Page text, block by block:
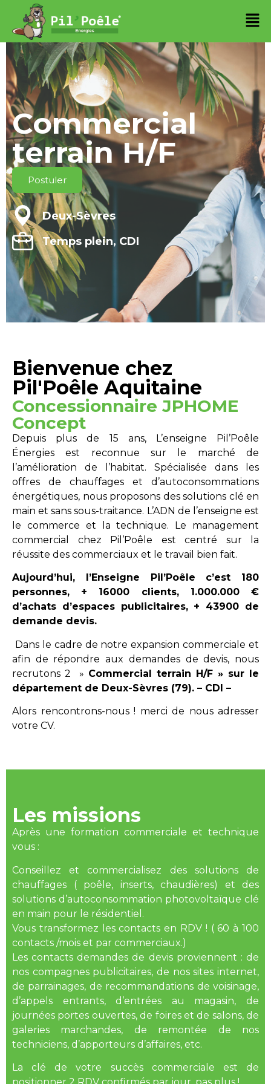
Commercial
terrain H/F
Postuler
Deux-Sèvres
Temps plein, CDI
Bienvenue chez
Pil'Poêle Aquitaine
Concessionnaire JPHOME
Concept
Depuis plus de 15 ans, L’enseigne Pil’Poêle
Énergies est reconnue sur le marché de
l’amélioration de l’habitat. Spécialisée dans les
offres de chauffages et d’autoconsommations
énergétiques, nous proposons des solutions clé en
main et sans sous-traitance. L’ADN de l’enseigne est
le commerce et la technique. Le management
commercial chez Pil’Poêle est centré sur la
réussite des commerciaux et le travail bien fait.
Aujourd’hui, l’Enseigne Pil’Poêle c’est 180
personnes, + 16000 clients, 1.000.000 €
d’achats d’espaces publicitaires, + 43900 de
demande devis.
Dans le cadre de notre expansion commerciale et
afin de répondre aux demandes de devis, nous
recrutons 2 » Commercial terrain H/F » sur le
département de Deux-Sèvres (79). – CDI –
Alors rencontrons-nous ! merci de nous adresser
votre CV.
Les missions
Après une formation commerciale et technique
vous :
Conseillez et commercialisez des solutions de
chauffages ( poêle, inserts, chaudières) et des
solutions d’autoconsommation photovoltaïque clé
en main pour le résidentiel.
Vous transformez les contacts en RDV ! ( 60 à 100
contacts /mois et par commerciaux.)
Les contacts demandes de devis proviennent : de
nos compagnes publicitaires, de nos sites internet,
de parrainages, de recommandations de voisinage,
d’appels entrants, d’entrées au magasin, de
journées portes ouvertes, de foires et de salons, de
galeries marchandes, de remontée de nos
techniciens, d’apporteurs d’affaires, etc.
La clé de votre succès commerciale est de